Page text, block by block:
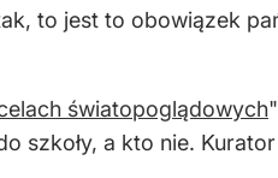
to jest to obowiązek
światopoglądowych
szkoły, a kto nie.